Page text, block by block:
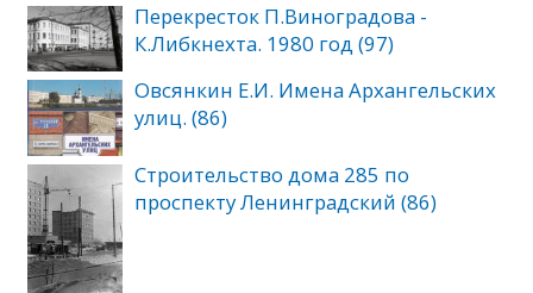
Перекресток П.Виноградова -
К.Либкнехта. 1980 год (97)
Овсянкин Е.И. Имена Архангельских
улиц. (86)
Cтроительство дома 285 по
проспекту Ленинградский (86)